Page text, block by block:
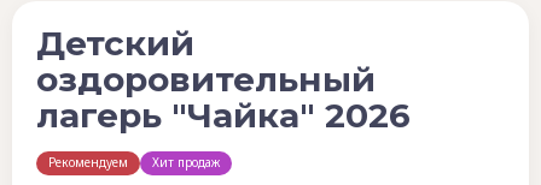
Детский
оздоровительный
лагерь "Чайка" 2026
Рекомендуем Хит продаж